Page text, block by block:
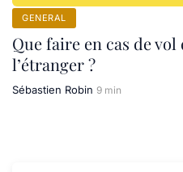
GENERAL
Que faire en cas de vol
l’étranger ?
Sébastien Robin 9 min